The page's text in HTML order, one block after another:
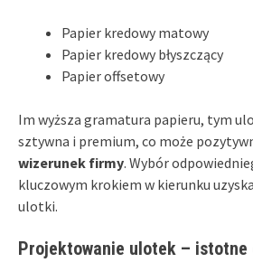
Papier kredowy matowy
Papier kredowy błyszczący
Papier offsetowy
Im wyższa gramatura papieru, tym
sztywna i premium, co może
wizerunek firmy. Wybór
kluczowym krokiem w kierunku
ulotki.
Projektowanie ulotek – istotne